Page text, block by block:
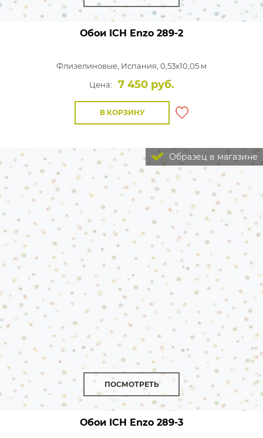
Обои ICH Enzo 289-2
Флизелиновые, Испания, 0,53x10,05 м
Цена:
7 450 руб.
В КОРЗИНУ
Образец в магазине
ПОСМОТРЕТЬ
Обои ICH Enzo 289-3